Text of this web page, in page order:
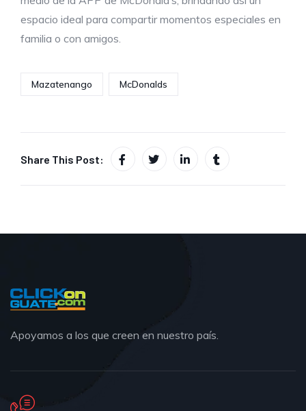
espacio ideal para compartir momentos especiales en
familia o con amigos.
Mazatenango McDonalds
Share This Post:
Apoyamos a los que creen en nuestro país.